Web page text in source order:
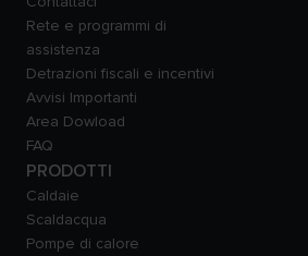
Rete e programmi di
assistenza
Detrazioni fiscali e incentivi
Avvisi Importanti
Area Dowload
FAQ
PRODOTTI
Caldaie
Scaldacqua
Pompe di calore